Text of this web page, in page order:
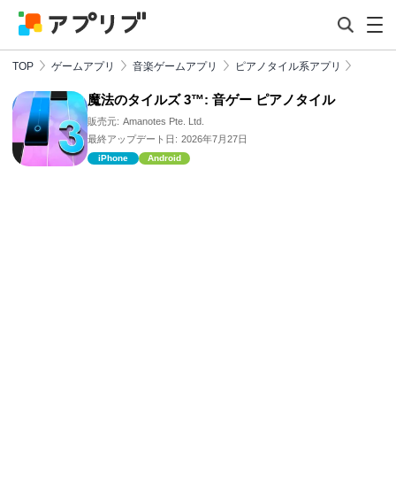
TOP ゲームアプリ 音楽ゲームアプリ ピアノタイル系アプリ
魔法のタイルズ 3™: 音ゲー ピアノタイル
販売元: Amanotes Pte. Ltd.
最終アップデート日: 2026年7月27日
iPhone Android